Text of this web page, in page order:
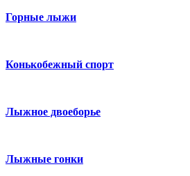
Горные лыжи
Конькобежный спорт
Лыжное двоеборье
Лыжные гонки